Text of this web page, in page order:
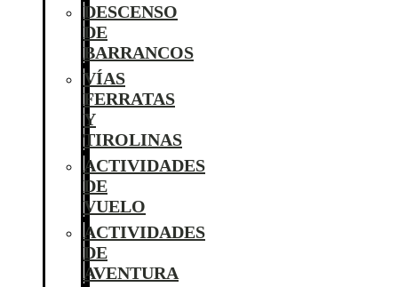
DESCENSO
DE
BARRANCOS
VÍAS
FERRATAS
Y
TIROLINAS
ACTIVIDADES
DE
VUELO
ACTIVIDADES
DE
AVENTURA